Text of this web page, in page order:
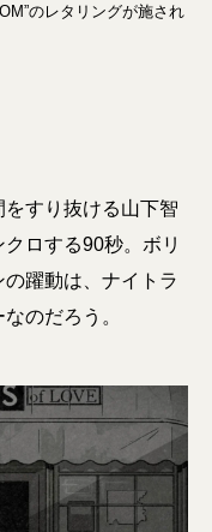
のレタリングが施され
すり抜ける山下智
ロする90秒。ボリ
躍動は、ナイトラ
のだろう。